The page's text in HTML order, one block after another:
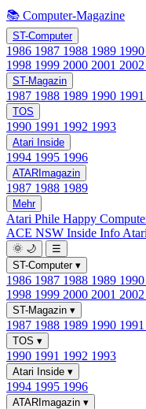
📚 Computer-Magazine
ST-Computer
1986 1987 1988 1989 1990
1998 1999 2000 2001 2002
ST-Magazin
1987 1988 1989 1990 1991
TOS
1990 1991 1992 1993
Atari Inside
1994 1995 1996
ATARImagazin
1987 1988 1989
Mehr
Atari Phile Happy
ACE NSW Inside Info
🌞 🌙
☰
ST-Computer ▾
1986 1987 1988 1989 1990
1998 1999 2000 2001 2002
ST-Magazin ▾
1987 1988 1989 1990 1991
TOS ▾
1990 1991 1992 1993
Atari Inside ▾
1994 1995 1996
ATARImagazin ▾